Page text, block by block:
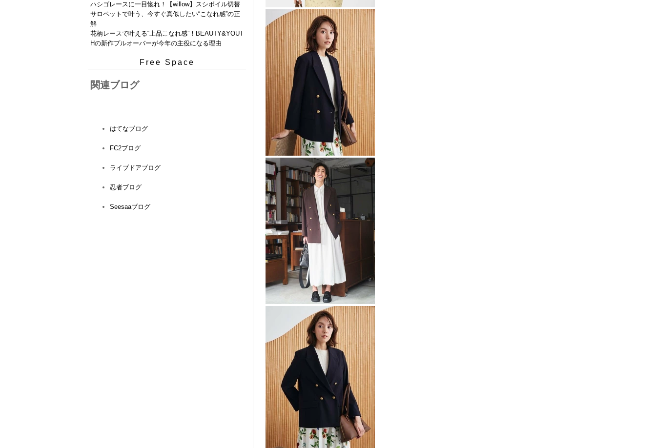
ハシゴレースに一目惚れ！【willow】スシボイル切替
サロペットで叶う、今すぐ真似したい“こなれ感”の正
解
花柄レースで叶える“上品こなれ感”！BEAUTY&YOUT
Hの新作プルオーバーが今年の主役になる理由
Free Space
関連ブログ
はてなブログ
FC2ブログ
ライブドアブログ
忍者ブログ
Seesaaブログ